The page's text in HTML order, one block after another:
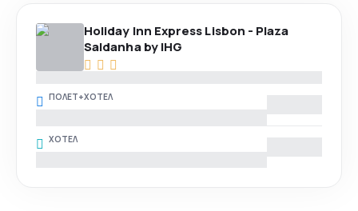
Holiday Inn Express Lisbon - Plaza
Saldanha by IHG
ПОЛЕТ+ХОТЕЛ
ХОТЕЛ